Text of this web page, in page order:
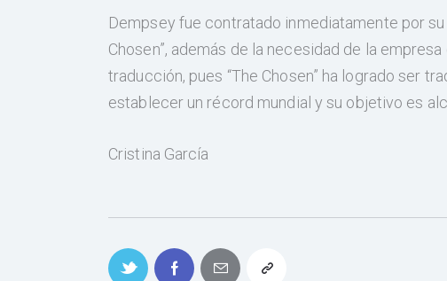
Dempsey fue contratado inmediatamente por
Chosen”, además de la necesidad de la
traducción, pues “The Chosen” ha logrado ser
establecer un récord mundial y su objetivo es
Cristina García